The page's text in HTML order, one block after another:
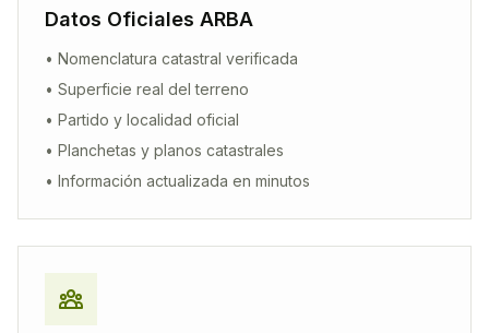
Datos Oficiales ARBA
• Nomenclatura catastral verificada
• Superficie real del terreno
• Partido y localidad oficial
• Planchetas y planos catastrales
• Información actualizada en minutos